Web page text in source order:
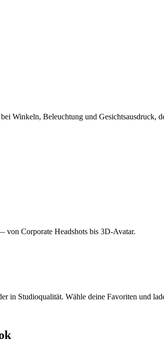
Winkeln, Beleuchtung und Gesichtsausdruck,
von Corporate Headshots bis 3D-Avatar.
in Studioqualität. Wähle deine Favoriten und